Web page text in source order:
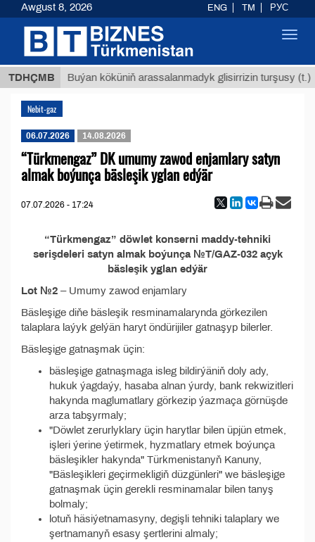
TDHÇMB
ТМТ Buýan köküniň arassalanmadyk glisirrizin turşusy (t.)
Nebit-gaz
06.07.2026 14.08.2026
“Türkmengaz” DK umumy zawod enjamlary satyn
almak boýunça bäsleşik yglan edýär
07.07.2026 - 17:24
“Türkmengaz” döwlet konserni maddy-tehniki
serişdeleri satyn almak boýunça №T/GAZ-032 açyk
bäsleşik yglan edýär
Lot №2 – Umumy zawod enjamlary
Bäsleşige diňe bäsleşik resminamalarynda görkezilen
talaplara laýyk gelýän haryt öndürijiler gatnaşyp bilerler.
Bäsleşige gatnaşmak üçin:
bäsleşige gatnaşmaga isleg bildirýäniň doly ady,
hukuk ýagdaýy, hasaba alnan ýurdy, bank rekwizitleri
hakynda maglumatlary görkezip ýazmaça görnüşde
arza tabşyrmaly;
"Döwlet zerurlyklary üçin harytlar bilen üpjün etmek,
işleri ýerine ýetirmek, hyzmatlary etmek boýunça
bäsleşikler hakynda" Türkmenistanyň Kanuny,
"Bäsleşikleri geçirmekligiň düzgünleri" we bäsleşige
gatnaşmak üçin gerekli resminamalar bilen tanyş
bolmaly;
lotuň häsiýetnamasyny, degişli tehniki talaplary we
şertnamanyň esasy şertlerini almaly;
Awgust 8, 2026 ENG TM РУС